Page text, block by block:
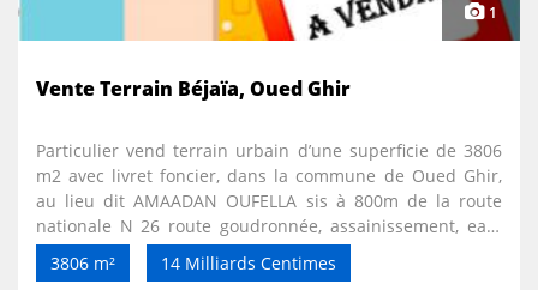
1
Vente Terrain Béjaïa, Oued Ghir
Particulier vend terrain urbain d’une superficie de 3806
m2 avec livret foncier, dans la commune de Oued Ghir,
au lieu dit AMAADAN OUFELLA sis à 800m de la route
nationale N 26 route goudronnée, assainissement, eau.
Excellent pour des promotions immobilières, ou hangars
Non sérieux et intermédiaires s'abstenir. Me contacter à
3806 m² 14 Milliards Centimes